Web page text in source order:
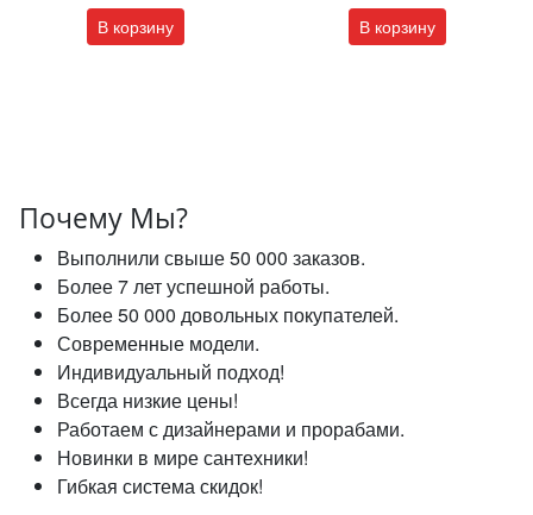
В корзину В корзину
Почему Мы?
Выполнили свыше 50 000 заказов.
Более 7 лет успешной работы.
Более 50 000 довольных покупателей.
Современные модели.
Индивидуальный подход!
Всегда низкие цены!
Работаем с дизайнерами и прорабами.
Новинки в мире сантехники!
Гибкая система скидок!